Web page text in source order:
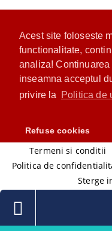
Acest site foloseste
functionalitate,
analiza!
inseamna acceptul
privire la
Politica de
Refuse cookies
Termeni si conditii
Politica de
Sterge